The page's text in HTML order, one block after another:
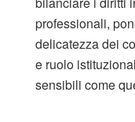
professionali,
delicatezza dei
e ruolo
sensibili come